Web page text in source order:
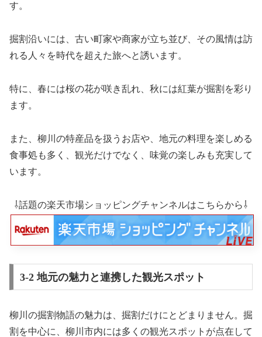
す。
掘割沿いには、古い町家や商家が立ち並び、その風情は訪
れる人々を時代を超えた旅へと誘います。
特に、春には桜の花が咲き乱れ、秋には紅葉が掘割を彩り
ます。
また、柳川の特産品を扱うお店や、地元の料理を楽しめる
食事処も多く、観光だけでなく、味覚の楽しみも充実して
います。
⇩話題の楽天市場ショッピングチャンネルはこちらから⇩
3-2 地元の魅力と連携した観光スポット
柳川の掘割物語の魅力は、掘割だけにとどまりません。掘
割を中心に、柳川市内には多くの観光スポットが点在して